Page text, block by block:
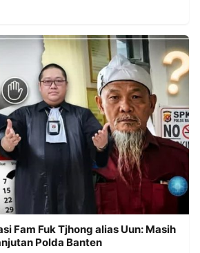
Fam Fuk Tjhong alias Uun: Masih
Polda Banten